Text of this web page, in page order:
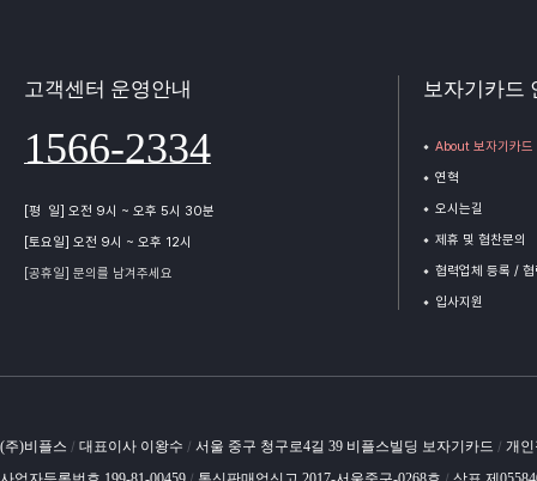
고객센터 운영안내
1566-2334
[평 일] 오전 9시 ~ 오후 5시 30분
[토요일] 오전 9시 ~ 오후 12시
[공휴일] 문의를 남겨주세요
보자기카드
About 보자기카드
연혁
오시는길
제휴 및 협찬문의
협력업체 등록 /
입사지원
(주)비플스 / 대표이사 이왕수 / 서울 중구 청구로4길 39 비플스빌딩 보자기카드 / 개